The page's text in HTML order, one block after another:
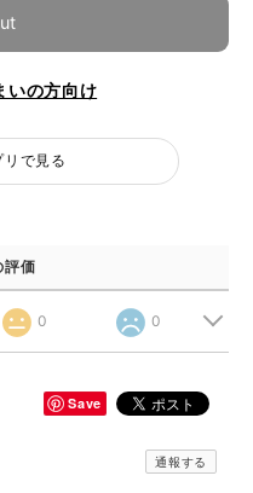
いの方向け
で見る
評価
0 0
Save
通報する